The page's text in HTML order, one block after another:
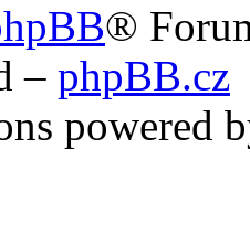
®
– phpBB.cz
powered